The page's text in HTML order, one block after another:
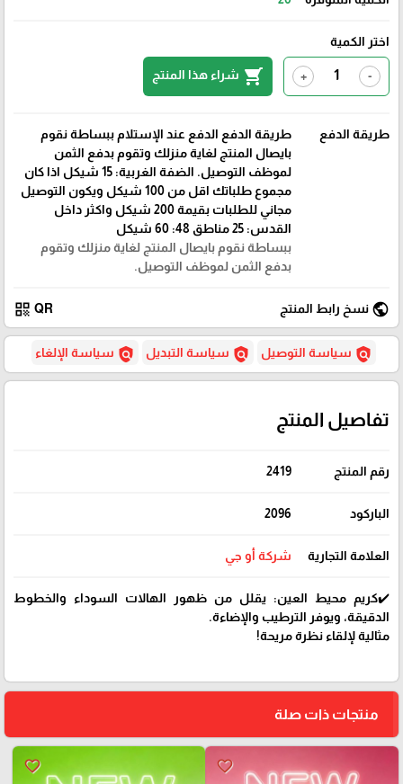
اختر الكمية
-
+
shopping_cart شراء هذا المنتج
طريقة الدفع
طريقة الدفع الدفع عند الإستلام ببساطة نقوم
بايصال المنتج لغاية منزلك وتقوم بدفع الثمن
لموظف التوصيل. الضفة الغربية: 15 شيكل اذا كان
مجموع طلباتك اقل من 100 شيكل ويكون التوصيل
مجاني للطلبات بقيمة 200 شيكل واكثر داخل
القدس: 25 مناطق 48: 60 شيكل
ببساطة نقوم بايصال المنتج لغاية منزلك وتقوم
بدفع الثمن لموظف التوصيل.
public نسخ رابط المنتج QR
qr_code
policy سياسة التوصيل policy سياسة التبديل policy سياسة الإلغاء
تفاصيل المنتج
رقم المنتج 2419
الباركود 2096
العلامة التجارية شركة أو جي
✔️كريم محيط العين: يقلل من ظهور الهالات السوداء والخطوط
الدقيقة، ويوفر الترطيب والإضاءة.
مثالية لإلقاء نظرة مريحة!
منتجات ذات صلة
favorite_border
favorite_border